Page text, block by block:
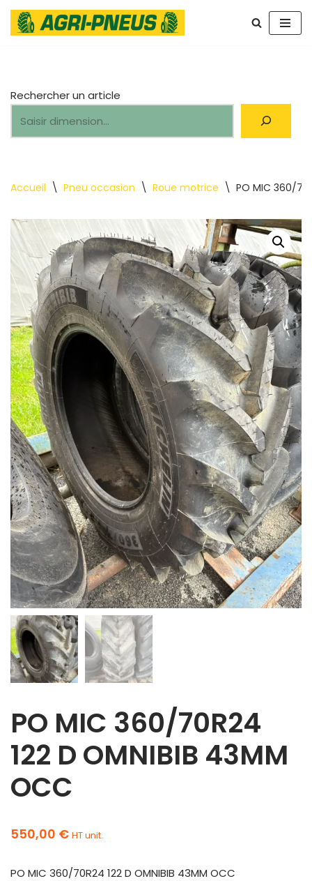
Aller
Accueil \ Pneu occasion \ Roue motrice \ PO MIC 360/
PO MIC 360/70R24
122 D OMNIBIB 43MM
OCC
550,00 € HT unit.
PO MIC 360/70R24 122 D OMNIBIB 43MM OCC
Rechercher un article